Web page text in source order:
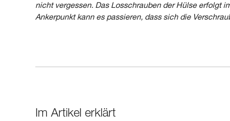
nicht vergessen. Das Losschrauben der Hülse erfolgt
Ankerpunkt kann es passieren, dass sich die
Im Artikel erklärt